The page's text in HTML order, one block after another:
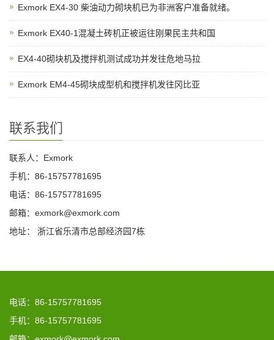
Exmork EX4-30 柴油动力砌块机已为非洲客户准备就绪。
Exmork EX40-1混凝土砖机正被运往刚果民主共和国
EX4-40砌块机及搅拌机测试成功并发往危地马拉
Exmork EM4-45砌块成型机和搅拌机发往冈比亚
联系我们
联系人：Exmork
手机：86-15757781695
电话：86-15757781695
邮箱：exmork@exmork.com
地址： 浙江省乐清市总部经济园7栋
电话：86-15757781695
手机：86-15757781695